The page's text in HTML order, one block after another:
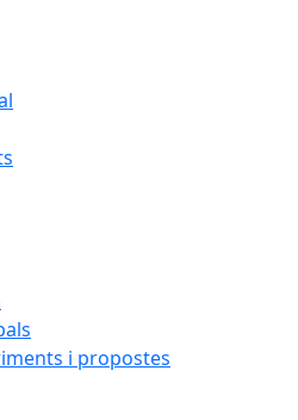
i propostes